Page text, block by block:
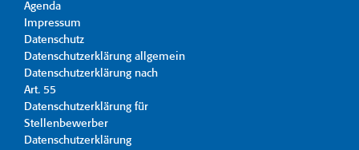
Agenda
Impressum
Datenschutz
Datenschutzerklärung allgemein
Datenschutzerklärung nach
Art. 55
Datenschutzerklärung für
Stellenbewerber
Datenschutzerklärung